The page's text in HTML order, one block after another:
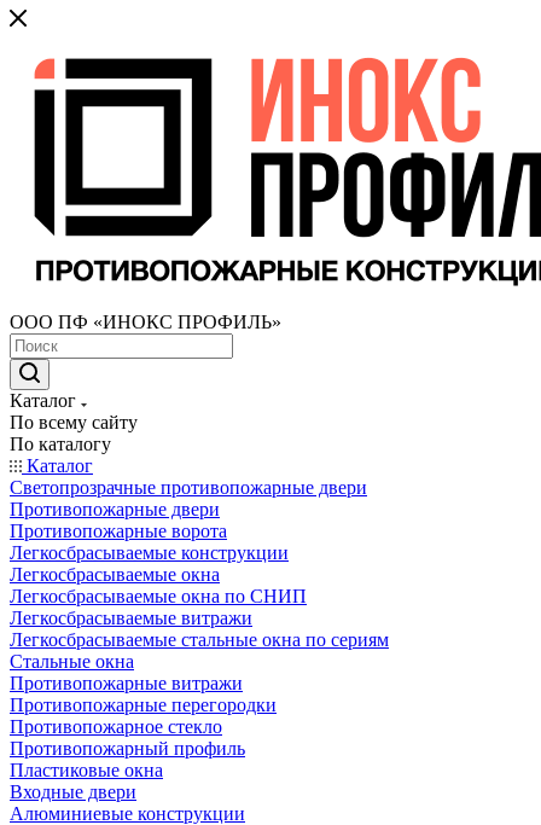
ООО ПФ «ИНОКС ПРОФИЛЬ»
Каталог
По всему сайту
По каталогу
Каталог
Светопрозрачные противопожарные двери
Противопожарные двери
Противопожарные ворота
Легкосбрасываемые конструкции
Легкосбрасываемые окна
Легкосбрасываемые окна по СНИП
Легкосбрасываемые витражи
Легкосбрасываемые стальные окна по сериям
Стальные окна
Противопожарные витражи
Противопожарные перегородки
Противопожарное стекло
Противопожарный профиль
Пластиковые окна
Входные двери
Алюминиевые конструкции